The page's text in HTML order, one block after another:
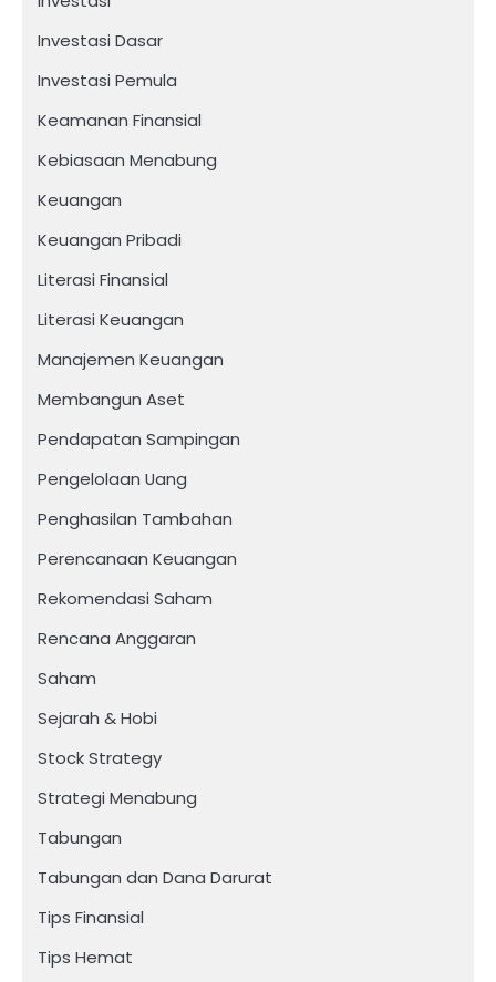
Investasi Dasar
Investasi Pemula
Keamanan Finansial
Kebiasaan Menabung
Keuangan
Keuangan Pribadi
Literasi Finansial
Literasi Keuangan
Manajemen Keuangan
Membangun Aset
Pendapatan Sampingan
Pengelolaan Uang
Penghasilan Tambahan
Perencanaan Keuangan
Rekomendasi Saham
Rencana Anggaran
Saham
Sejarah & Hobi
Stock Strategy
Strategi Menabung
Tabungan
Tabungan dan Dana Darurat
Tips Finansial
Tips Hemat